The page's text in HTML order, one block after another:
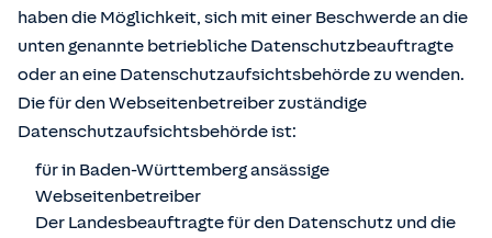
haben die Möglichkeit, sich mit einer Beschwerde an die
unten genannte betriebliche Datenschutzbeauftragte
oder an eine Datenschutzaufsichtsbehörde zu wenden.
Die für den Webseitenbetreiber zuständige
Datenschutzaufsichtsbehörde ist:
für in Baden-Württemberg ansässige
Webseitenbetreiber
Der Landesbeauftragte für den Datenschutz und die